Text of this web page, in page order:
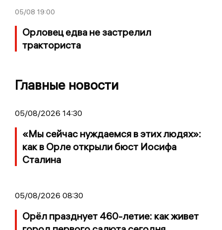
05/08 19:00
Орловец едва не застрелил
тракториста
Главные новости
05/08/2026 14:30
«Мы сейчас нуждаемся в этих людях»:
как в Орле открыли бюст Иосифа
Сталина
05/08/2026 08:30
Орёл празднует 460-летие: как живет